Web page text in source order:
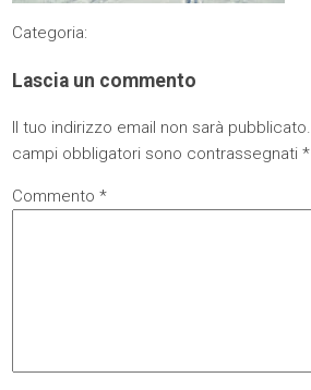
Categoria:
Lascia un commento
Il tuo indirizzo email non sarà pubblicato.
campi obbligatori sono contrassegnati*
Commento*